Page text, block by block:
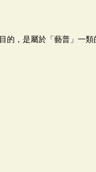
的，是屬於「藝普」一